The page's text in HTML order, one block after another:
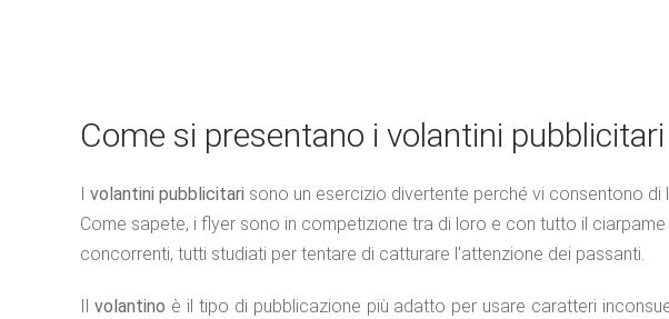
Come si presentano i volantini pubblicitari
I volantini pubblicitari sono un esercizio divertente perché vi consentono
Come sapete, i flyer sono in competizione tra di loro e con tutto il
concorrenti, tutti studiati per tentare di catturare l'attenzione dei passanti.
Il volantino è il tipo di pubblicazione più adatto per usare caratteri